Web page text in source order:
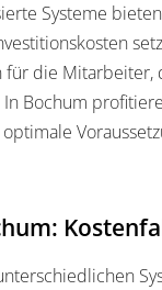
Systeme
für die
Bochum